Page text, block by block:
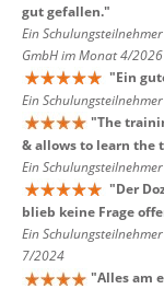
gut gefallen."
Ein
GmbH im Monat 4/2026
"Ein
Ein
"The
& allows to learn the
Ein
"Der
blieb keine Frage
Ein
7/2024
"Alles am